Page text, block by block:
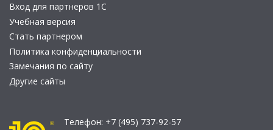
Вход для партнеров 1С
Учебная версия
Стать партнером
Политика конфиденциальности
Замечания по сайту
Другие сайты
Телефон: +7 (495) 737-92-57